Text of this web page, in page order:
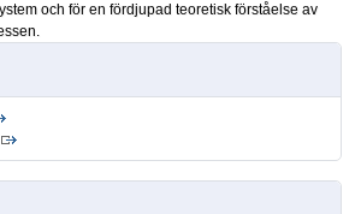
och för en fördjupad teoretisk förståelse av